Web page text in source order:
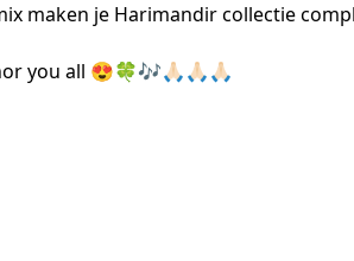
maken je Harimandir collectie
you all 😍🍀🎶🙏🏻🙏🏻🙏🏻